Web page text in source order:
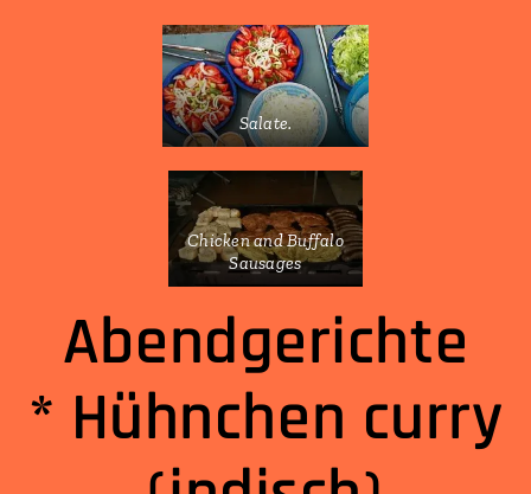
Salate.
Chicken and Buffalo
Sausages
Abendgerichte
* Hühnchen curry